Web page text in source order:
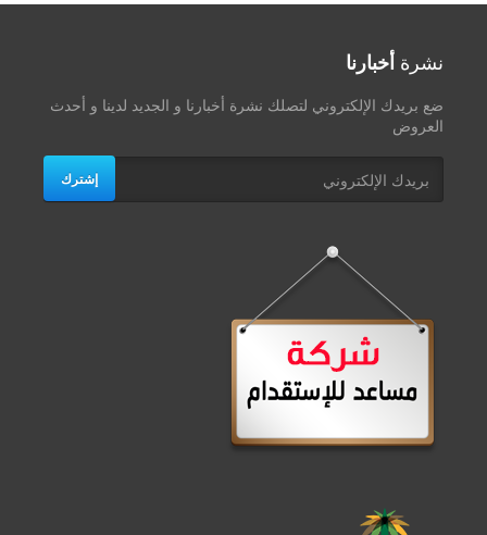
نشرة أخبارنا
ضع بريدك الإلكتروني لتصلك نشرة أخبارنا و الجديد لدينا و أحدث
العروض
إشترك